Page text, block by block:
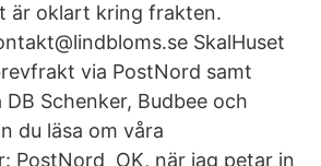
är oklart kring frakten.
SkalHuset
via PostNord samt
Schenker, Budbee och
du läsa om våra
PostNord OK, när jag petar in